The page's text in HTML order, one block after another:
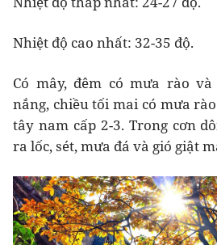
Nhiệt độ cao nhất: 32-35 độ.
Có mây, đêm có mưa rào
nắng, chiều tối mai có mưa
tây nam cấp 2-3. Trong cơn
ra lốc, sét, mưa đá và gió giật